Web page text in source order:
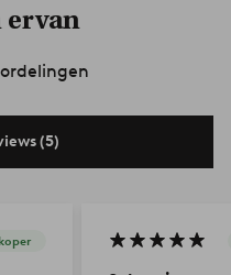
ervan
(5)